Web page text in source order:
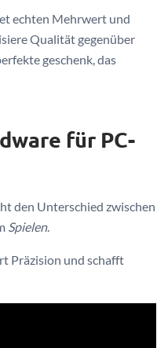
echten Mehrwert und
Qualität gegenüber
geschenk, das
für PC-
den Unterschied zwischen
Spielen.
Präzision und schafft